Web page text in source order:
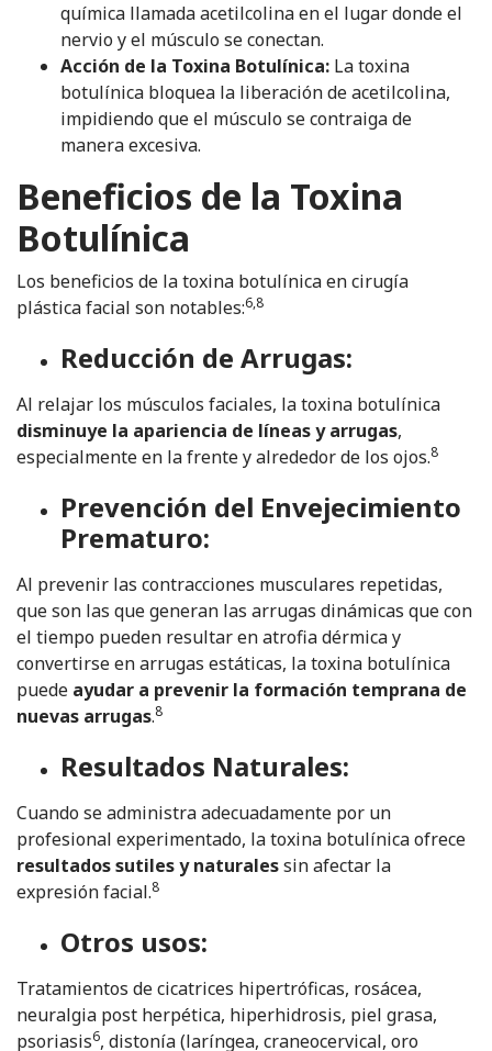
química llamada acetilcolina en el lugar donde el
nervio y el músculo se conectan.
Acción de la Toxina Botulínica: La toxina
botulínica bloquea la liberación de acetilcolina,
impidiendo que el músculo se contraiga de
manera excesiva.
Beneficios de la Toxina
Botulínica
Los beneficios de la toxina botulínica en cirugía
plástica facial son notables:6,8
Reducción de Arrugas:
Al relajar los músculos faciales, la toxina botulínica
disminuye la apariencia de líneas y arrugas,
especialmente en la frente y alrededor de los ojos.8
Prevención del Envejecimiento
Prematuro:
Al prevenir las contracciones musculares repetidas,
que son las que generan las arrugas dinámicas que con
el tiempo pueden resultar en atrofia dérmica y
convertirse en arrugas estáticas, la toxina botulínica
puede ayudar a prevenir la formación temprana de
nuevas arrugas.8
Resultados Naturales:
Cuando se administra adecuadamente por un
profesional experimentado, la toxina botulínica ofrece
resultados sutiles y naturalessin afectar la
expresión facial.8
Otros usos:
Tratamientos de cicatrices hipertróficas, rosácea,
neuralgia post herpética, hiperhidrosis, piel grasa,
psoriasis6, distonía (laríngea, craneocervical, oro